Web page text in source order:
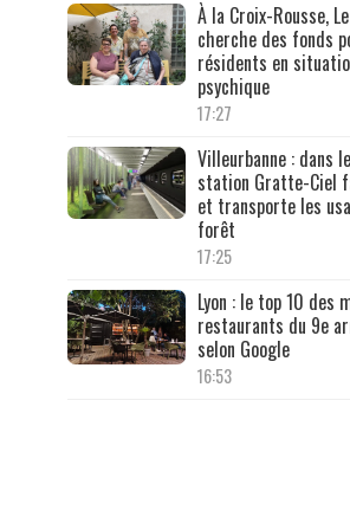
À la Croix-Rousse,
cherche des fonds
résidents en
psychique
17:27
Villeurbanne : dans
station Gratte-Ciel
et transporte les
forêt
17:25
Lyon : le top 10 des
restaurants du 9e
selon Google
16:53